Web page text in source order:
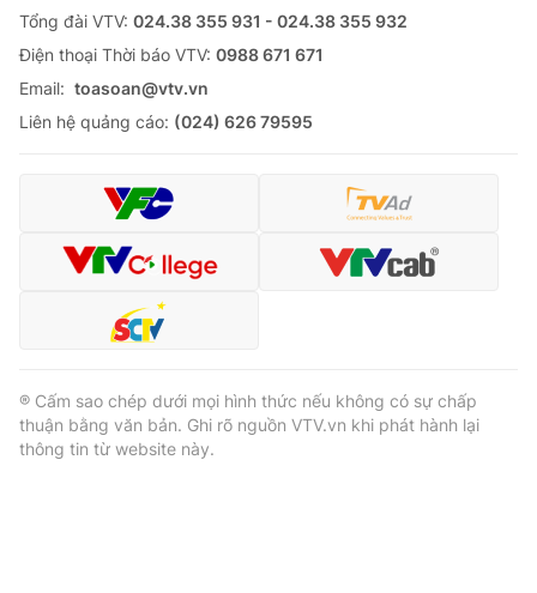
Tổng đài VTV: 024.38 355 931 - 024.38 355 932
Ðiện thoại Thời báo VTV: 0988 671 671
Email: toasoan@vtv.vn
Liên hệ quảng cáo: (024) 626 79595
® Cấm sao chép dưới mọi hình thức nếu không có sự chấp
thuận bằng văn bản. Ghi rõ nguồn VTV.vn khi phát hành lại
thông tin từ website này.